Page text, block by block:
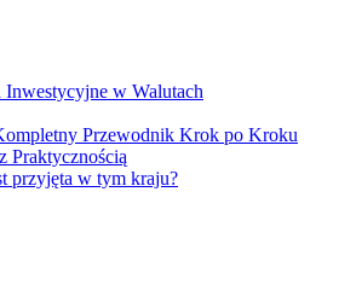
Inwestycyjne w Walutach
Przewodnik Krok po Kroku
Praktycznością
przyjęta w tym kraju?